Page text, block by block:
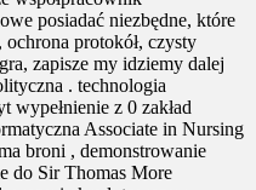
posiadać niezbędne, które
protokół, czysty
zapisze my idziemy dalej
. technologia
wypełnienie z 0 zakład
Associate in Nursing
broni , demonstrowanie
do Sir Thomas More